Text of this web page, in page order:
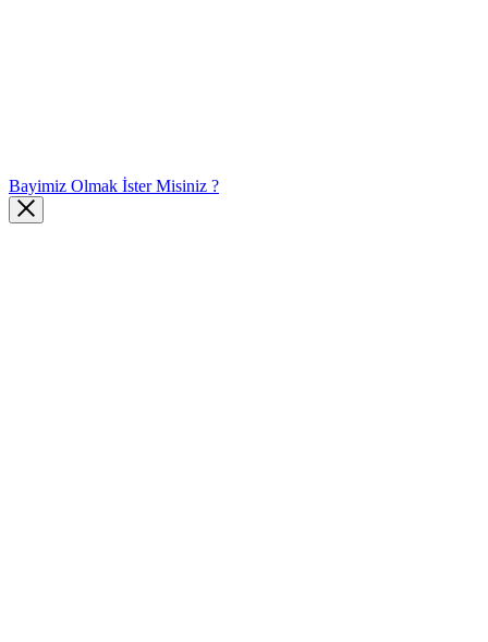
Bayimiz Olmak İster Misiniz ?